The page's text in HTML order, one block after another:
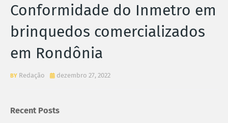
Conformidade do Inmetro em
brinquedos comercializados
em Rondônia
Redação dezembro 27, 2022
Recent Posts